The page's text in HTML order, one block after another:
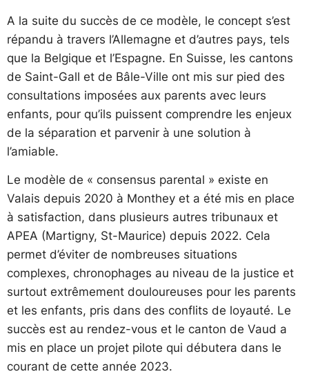
A la suite du succès de ce modèle, le concept s’est
répandu à travers l’Allemagne et d’autres pays, tels
que la Belgique et l’Espagne. En Suisse, les cantons
de Saint-Gall et de Bâle-Ville ont mis sur pied des
consultations imposées aux parents avec leurs
enfants, pour qu’ils puissent comprendre les enjeux
de la séparation et parvenir à une solution à
l’amiable.
Le modèle de « consensus parental » existe en
Valais depuis 2020 à Monthey et a été mis en place
à satisfaction, dans plusieurs autres tribunaux et
APEA (Martigny, St-Maurice) depuis 2022. Cela
permet d’éviter de nombreuses situations
complexes, chronophages au niveau de la justice et
surtout extrêmement douloureuses pour les parents
et les enfants, pris dans des conflits de loyauté. Le
succès est au rendez-vous et le canton de Vaud a
mis en place un projet pilote qui débutera dans le
courant de cette année 2023.